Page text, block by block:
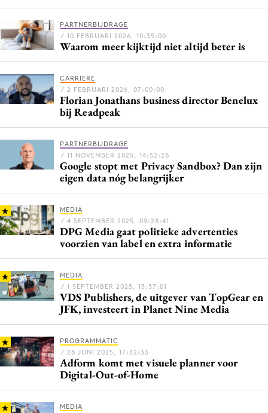
Design
Digital transformation
Diversiteit
Effectiviteit
Gedragsverandering
Influencer marketing
Interne communicatie
Media
Merkstrategie
Programmatic
Purpose Marketing
Reputatie & crisis
PARTNERBIJDRAGE
/ 10 FEBRUARI 2026, 10:35:00
Waarom meer kijktijd niet altijd beter is
CARRIERE
/ 2 FEBRUARI 2026, 07:00:00
Florian Jonathans business director Benelux
bij Readpeak
PARTNERBIJDRAGE
/ 11 NOVEMBER 2025, 14:52:26
Google stopt met Privacy Sandbox? Dan zijn
eigen data nóg belangrijker
MEDIA
/ 4 SEPTEMBER 2025, 09:28:41
DPG Media gaat politieke advertenties
voorzien van label en extra informatie
MEDIA
/ 1 SEPTEMBER 2025, 13:37:01
VDS Publishers, de uitgever van TopGear en
JFK, investeert in Planet Nine Media
PROGRAMMATIC
/ 26 JUNI 2025, 17:32:33
Adform komt met visuele planner voor
Digital-Out-of-Home
MEDIA